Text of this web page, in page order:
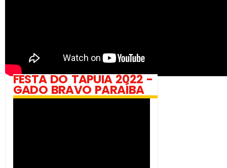
FESTA DO TAPUIA 2022 -
GADO BRAVO PARAÍBA